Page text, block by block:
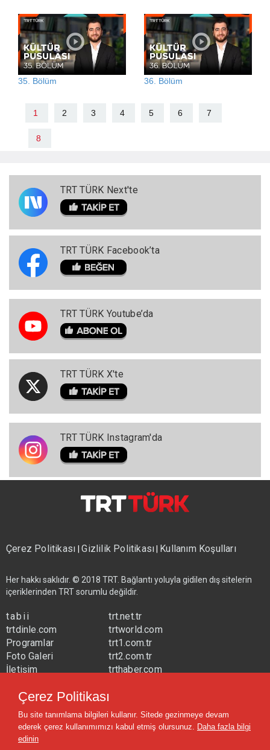
35. Bölüm 36. Bölüm
1 2 3 4 5 6 7
8
TRT TÜRK Next'te
TRT TÜRK Facebook’ta
TRT TÜRK Youtube’da
TRT TÜRK X'te
TRT TÜRK Instagram'da
Çerez Politikası|Gizlilik Politikası| Kullanım Koşulları
Her hakkı saklıdır. © 2018 TRT. Bağlantı yoluyla gidilen dış sitelerin
içeriklerinden TRT sorumlu değildir.
tabii
trtdinle.com
Programlar
Foto Galeri
İletişim
trt.net.tr
trtworld.com
trt1.com.tr
trt2.com.tr
trthaber.com
trtavaz.com.tr
trtmuzik.net.tr
trtcocuk.net.tr
Çerez Politikası
Bu site tanımlama bilgileri kullanır. Sitede gezinmeye devam
ederek çerez kullanımımızı kabul etmiş olursunuz. Daha fazla bilgi
edinin